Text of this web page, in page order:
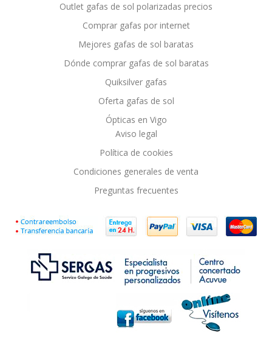
Outlet gafas de sol polarizadas precios
Comprar gafas por internet
Mejores gafas de sol baratas
Dónde comprar gafas de sol baratas
Quiksilver gafas
Oferta gafas de sol
Ópticas en Vigo
Aviso legal
Política de cookies
Condiciones generales de venta
Preguntas frecuentes